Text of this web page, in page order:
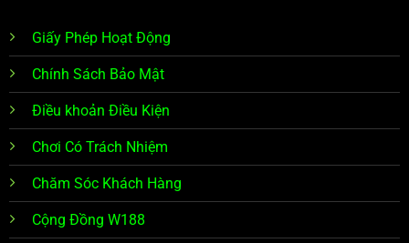
Giấy Phép Hoạt Động
Chính Sách Bảo Mật
Điều khoản Điều Kiện
Chơi Có Trách Nhiệm
Chăm Sóc Khách Hàng
Cộng Đồng W188